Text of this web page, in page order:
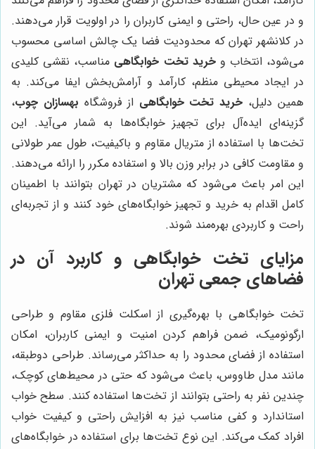
و در عین حال، راحتی و ایمنی کاربران را در اولویت قرار می‌دهند.
در کلانشهر تهران که محدودیت فضا یک چالش اساسی محسوب
می‌شود، انتخاب وخرید تخت خوابگاهی مناسب، نقشی کلیدی
در ایجاد محیطی منظم، کارآمد و آرامش‌بخش ایفا می‌کند. به
همین دلیل، خرید تخت خوابگاهی از فروشگاه بهسازان چوب،
گزینه‌ای ایده‌آل برای تجهیز خوابگاه‌ها به شمار می‌آید. این
تخت‌ها با استفاده از متریال مقاوم و باکیفیت، طول عمر طولانی
و مقاومت کافی در برابر وزن بالا و استفاده مکرر را ارائه می‌دهند.
این امر باعث می‌شود که مشتریان در تهران بتوانند با اطمینان
کامل اقدام به خرید و تجهیز خوابگاه‌های خود کنند و از تجربه‌ای
راحت و کاربردی بهره‌مند شوند.
مزایای تخت خوابگاهی و کاربرد آن در
فضاهای جمعی تهران
تخت خوابگاهی با بهره‌گیری از اسکلت فلزی مقاوم و طراحی
ارگونومیک، ضمن فراهم کردن امنیت و ایمنی کاربران، امکان
استفاده از فضای محدود را به حداکثر می‌رساند. طراحی دوطبقه،
مانند مدل طاووس، باعث می‌شود که حتی در محیط‌های کوچک،
چندین نفر به راحتی بتوانند از تخت‌ها استفاده کنند. سطح خواب
استاندارد و کفی مناسب نیز به افزایش راحتی و کیفیت خواب
افراد کمک می‌کند. این نوع تخت‌ها برای استفاده در خوابگاه‌های